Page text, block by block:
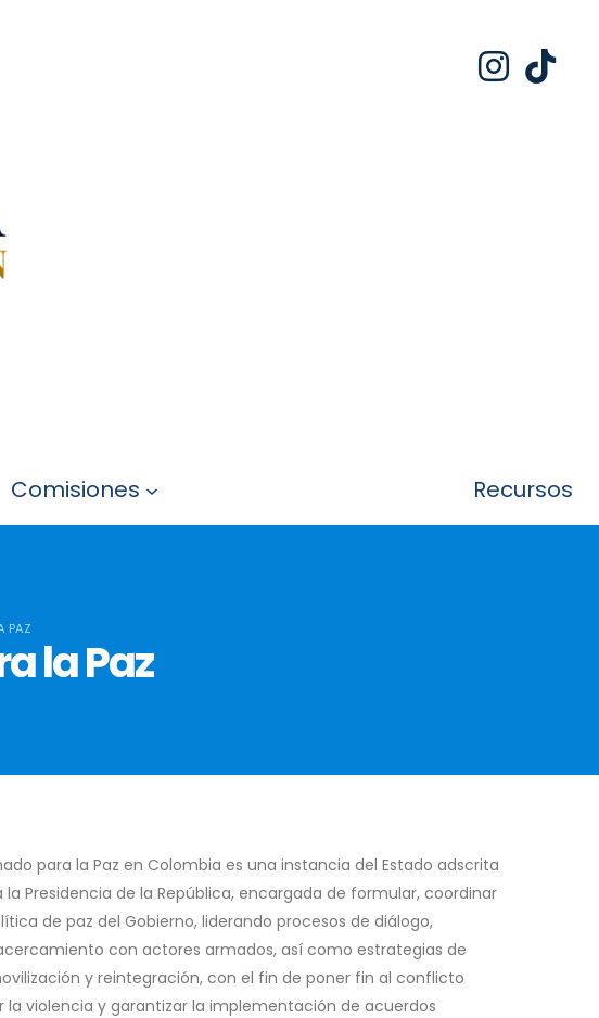
Comisiones Recursos
PAZ
la Paz
para la Paz en Colombia es una instancia del Estado adscrita
Presidencia de la República, encargada de formular, coordinar
de paz del Gobierno, liderando procesos de diálogo,
con actores armados, así como estrategias de
y reintegración, con el fin de poner fin al conflicto
la violencia y garantizar la implementación de acuerdos